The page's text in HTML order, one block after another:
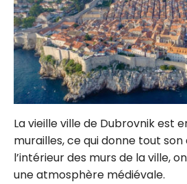
La vieille ville de Dubrovnik est
murailles, ce qui donne tout
l’intérieur des murs de la ville,
une atmosphère médiévale.